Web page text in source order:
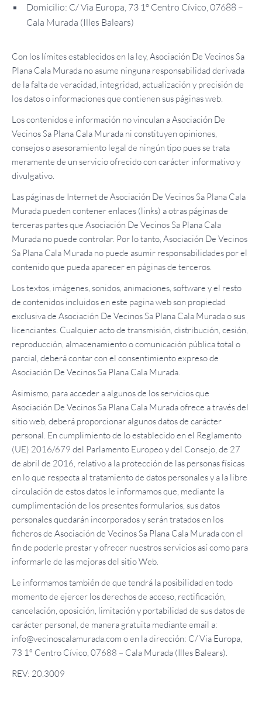
Domicilio: C/ Via Europa, 73 1º Centro Cívico, 07688 –
Cala Murada (Illes Balears)
Con los límites establecidos en la ley, Asociación De Vecinos Sa
Plana Cala Murada no asume ninguna responsabilidad derivada
de la falta de veracidad, integridad, actualización y precisión de
los datos o informaciones que contienen sus páginas web.
Los contenidos e información no vinculan a Asociación De
Vecinos Sa Plana Cala Murada ni constituyen opiniones,
consejos o asesoramiento legal de ningún tipo pues se trata
meramente de un servicio ofrecido con carácter informativo y
divulgativo.
Las páginas de Internet de Asociación De Vecinos Sa Plana Cala
Murada pueden contener enlaces (links) a otras páginas de
terceras partes que Asociación De Vecinos Sa Plana Cala
Murada no puede controlar. Por lo tanto, Asociación De Vecinos
Sa Plana Cala Murada no puede asumir responsabilidades por el
contenido que pueda aparecer en páginas de terceros.
Los textos, imágenes, sonidos, animaciones, software y el resto
de contenidos incluidos en este pagina web son propiedad
exclusiva de Asociación De Vecinos Sa Plana Cala Murada o sus
licenciantes. Cualquier acto de transmisión, distribución, cesión,
reproducción, almacenamiento o comunicación pública total o
parcial, deberá contar con el consentimiento expreso de
Asociación De Vecinos Sa Plana Cala Murada.
Asimismo, para acceder a algunos de los servicios que
Asociación De Vecinos Sa Plana Cala Murada ofrece a través del
sitio web, deberá proporcionar algunos datos de carácter
personal. En cumplimiento de lo establecido en el Reglamento
(UE) 2016/679 del Parlamento Europeo y del Consejo, de 27
de abril de 2016, relativo a la protección de las personas físicas
en lo que respecta al tratamiento de datos personales y a la libre
circulación de estos datos le informamos que, mediante la
cumplimentación de los presentes formularios, sus datos
personales quedarán incorporados y serán tratados en los
ficheros de Asociación de Vecinos Sa Plana Cala Murada con el
fin de poderle prestar y ofrecer nuestros servicios así como para
informarle de las mejoras del sitio Web.
Le informamos también de que tendrá la posibilidad en todo
momento de ejercer los derechos de acceso, rectificación,
cancelación, oposición, limitación y portabilidad de sus datos de
carácter personal, de manera gratuita mediante email a:
info@vecinoscalamurada.com o en la dirección: C/ Via Europa,
73 1º Centro Cívico, 07688 – Cala Murada (Illes Balears).
REV: 20.3009